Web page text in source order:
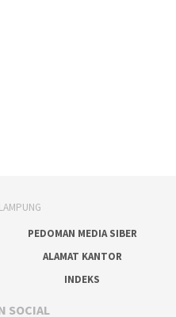
PEDOMAN MEDIA SIBER
ALAMAT KANTOR
INDEKS
SOCIAL